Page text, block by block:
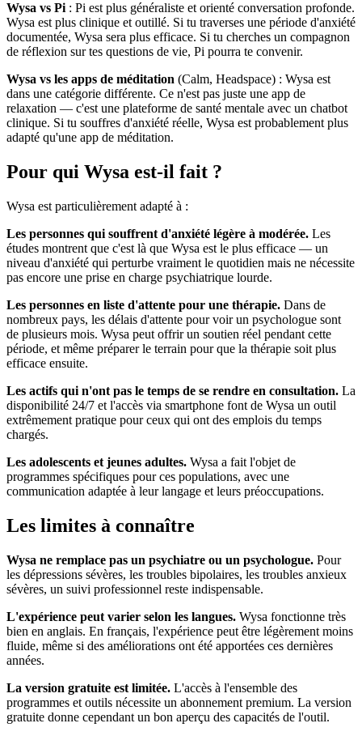
Wysa vs Pi: Pi est plus généraliste et orienté conversation profonde.
Wysa est plus clinique et outillé. Si tu traverses une période d'anxiété
documentée, Wysa sera plus efficace. Si tu cherches un compagnon
de réflexion sur tes questions de vie, Pi pourra te convenir.
Wysa vs les apps de méditation (Calm, Headspace) : Wysa est
dans une catégorie différente. Ce n'est pas juste une app de
relaxation — c'est une plateforme de santé mentale avec un chatbot
clinique. Si tu souffres d'anxiété réelle, Wysa est probablement plus
adapté qu'une app de méditation.
Pour qui Wysa est-il fait ?
Wysa est particulièrement adapté à :
Les personnes qui souffrent d'anxiété légère à modérée. Les
études montrent que c'est là que Wysa est le plus efficace — un
niveau d'anxiété qui perturbe vraiment le quotidien mais ne nécessite
pas encore une prise en charge psychiatrique lourde.
Les personnes en liste d'attente pour une thérapie. Dans de
nombreux pays, les délais d'attente pour voir un psychologue sont
de plusieurs mois. Wysa peut offrir un soutien réel pendant cette
période, et même préparer le terrain pour que la thérapie soit plus
efficace ensuite.
Les actifs qui n'ont pas le temps de se rendre en consultation. La
disponibilité 24/7 et l'accès via smartphone font de Wysa un outil
extrêmement pratique pour ceux qui ont des emplois du temps
chargés.
Les adolescents et jeunes adultes. Wysa a fait l'objet de
programmes spécifiques pour ces populations, avec une
communication adaptée à leur langage et leurs préoccupations.
Les limites à connaître
Wysa ne remplace pas un psychiatre ou un psychologue. Pour
les dépressions sévères, les troubles bipolaires, les troubles anxieux
sévères, un suivi professionnel reste indispensable.
L'expérience peut varier selon les langues. Wysa fonctionne très
bien en anglais. En français, l'expérience peut être légèrement moins
fluide, même si des améliorations ont été apportées ces dernières
années.
La version gratuite est limitée. L'accès à l'ensemble des
programmes et outils nécessite un abonnement premium. La version
gratuite donne cependant un bon aperçu des capacités de l'outil.